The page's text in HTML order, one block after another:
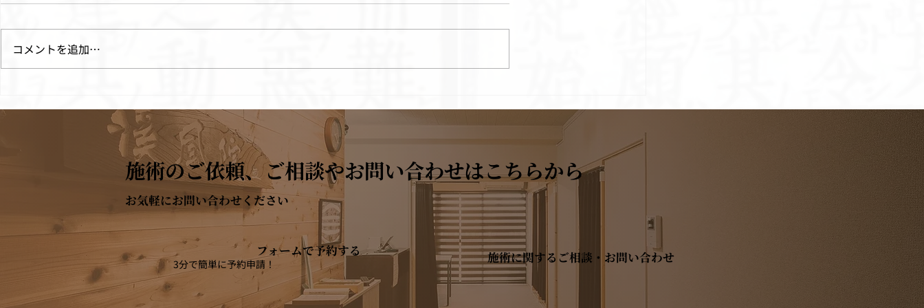
で改善する？東洋医学から考
える原因と治療について
が悪い方へ
実技試験に合格し、准講師と
なりました
コメントを追加…
施術のご依頼、ご相談やお問い合わせはこちらから
お気軽にお問い合わせください
フォームで予約する
3分で簡単に予約申請！ 施術に関するご相談・お問い合わせ